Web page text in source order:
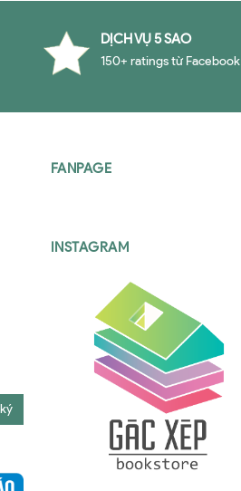
DỊCH VỤ 5 SAO
150+ ratings từ Facebook
FANPAGE
INSTAGRAM